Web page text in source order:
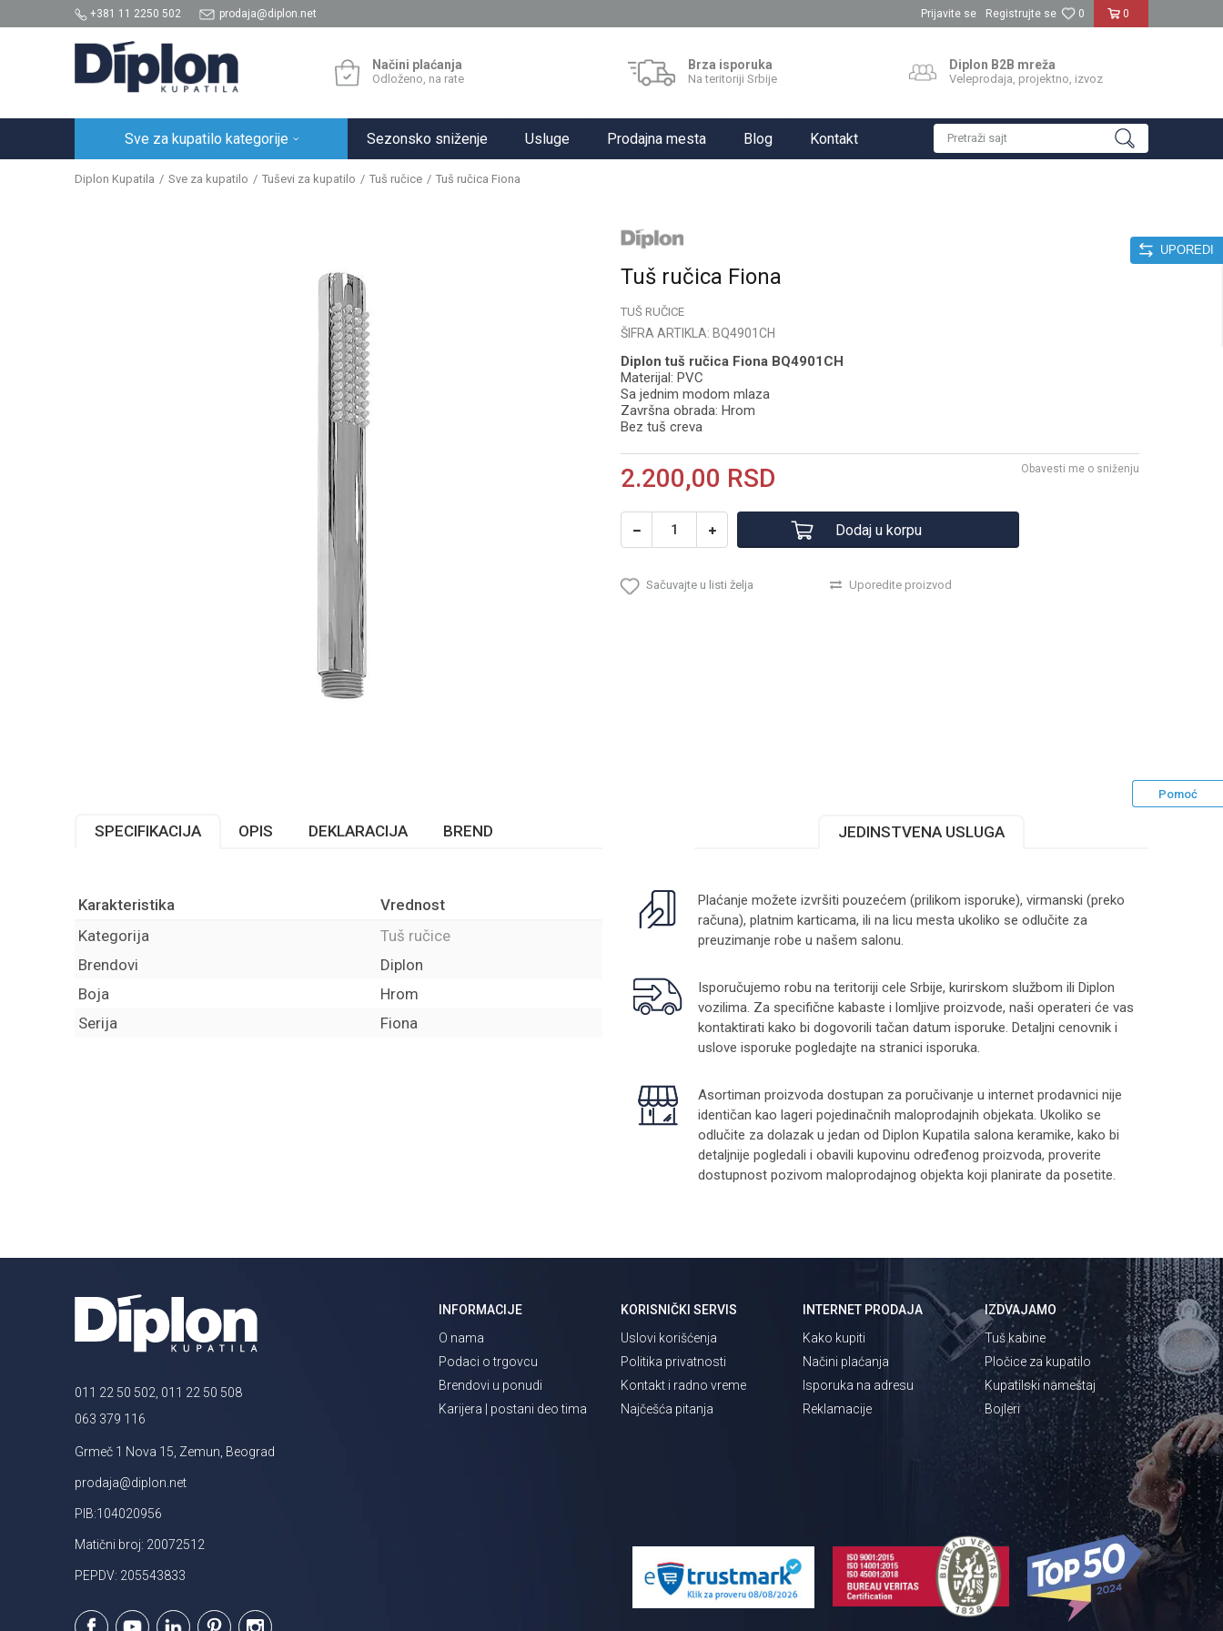
+381 11 2250 502 prodaja@diplon.net 0
0
Prijavite se Registrujte se
Načini plaćanja
Odloženo, na rate
Brza isporuka
Na teritoriji Srbije
Diplon B2B mreža
Veleprodaja, projektno, izvoz
Sve za kupatilo kategorije Sezonsko sniženje Usluge Prodajna mesta Blog Kontakt Pretraži sajt
UPOREDI
Diplon Kupatila Sve za kupatilo Tuševi za kupatilo Tuš ručice Tuš ručica Fiona
Tuš ručica Fiona
TUŠ RUČICE
ŠIFRA ARTIKLA: BQ4901CH
Diplon tuš ručica Fiona BQ4901CH
Materijal: PVC
Sa jednim modom mlaza
Završna obrada: Hrom
Bez tuš creva
2.200,00 RSD Obavesti me o sniženju
Dodaj u korpu
Sačuvajte u listi želja Uporedite proizvod
Pomoć
SPECIFIKACIJA OPIS DEKLARACIJA BREND
Karakteristika
Vrednost
Kategorija
Tuš ručice
Brendovi
Diplon
Boja
Hrom
Serija
Fiona
JEDINSTVENA USLUGA
Plaćanje možete izvršiti pouzećem (prilikom isporuke), virmanski (preko
računa), platnim karticama, ili na licu mesta ukoliko se odlučite za
preuzimanje robe u našem salonu.
Isporučujemo robu na teritoriji cele Srbije, kurirskom službom ili Diplon
vozilima. Za specifične kabaste i lomljive proizvode, naši operateri će vas
kontaktirati kako bi dogovorili tačan datum isporuke. Detaljni cenovnik i
uslove isporuke pogledajte na straniciisporuka.
Asortiman proizvoda dostupan za poručivanje u internet prodavnici nije
identičan kao lageri pojedinačnih maloprodajnih objekata. Ukoliko se
odlučite za dolazak u jedan od Diplon Kupatila salona keramike, kako bi
detaljnije pogledali i obavili kupovinu određenog proizvoda, proverite
dostupnost pozivom maloprodajnog objekta koji planirate da posetite.
011 22 50 502, 011 22 50 508
063 379 116
Grmeč 1 Nova 15, Zemun, Beograd
prodaja@diplon.net
PIB:104020956
Matični broj: 20072512
PEPDV: 205543833
INFORMACIJE
O nama
Podaci o trgovcu
Brendovi u ponudi
Karijera | postani deo tima
KORISNIČKI SERVIS
Uslovi korišćenja
Politika privatnosti
Kontakt i radno vreme
Najčešća pitanja
INTERNET PRODAJA
Kako kupiti
Načini plaćanja
Isporuka na adresu
Reklamacije
IZDVAJAMO
Tuš kabine
Pločice za kupatilo
Kupatilski nameštaj
Bojleri